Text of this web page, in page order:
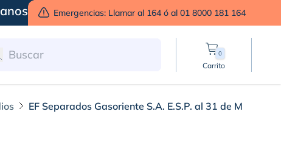
Emergencias: Llamar al 164 ó al 01 8000 181 164
0
Carrito
EF Separados Gasoriente S.A. E.S.P. al 31 de Marzo